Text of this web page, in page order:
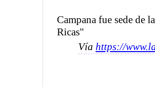
Campana fue sede de
Ricas"
Vía https://